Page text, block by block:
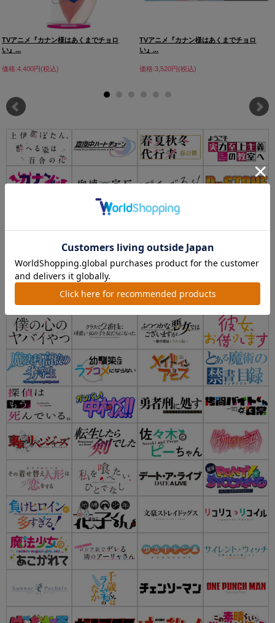
TVアニメ『カナン様はあくまでチョロ
い』...
価格:4,400円(税込)
TVアニメ『カナン様はあくまでチョロ
い』...
価格:3,520円(税込)